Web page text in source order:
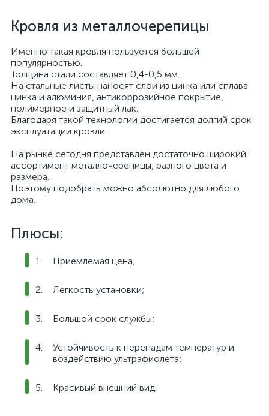
Кровля из металлочерепицы
Именно такая кровля пользуется большей
популярностью.
Толщина стали составляет 0,4-0,5 мм.
На стальные листы наносят слои из цинка или сплава
цинка и алюминия, антикоррозийное покрытие,
полимерное и защитный лак.
Благодаря такой технологии достигается долгий срок
эксплуатации кровли.
На рынке сегодня представлен достаточно широкий
ассортимент металлочерепицы, разного цвета и
размера.
Поэтому подобрать можно абсолютно для любого
дома.
Плюсы:
Приемлемая цена;
Легкость установки;
Большой срок службы;
Устойчивость к перепадам температур и
воздействию ультрафиолета;
Красивый внешний вид.